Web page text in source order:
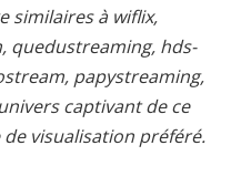
similaires à wiflix,
quedustreaming, hds-
papystreaming,
captivant de ce
visualisation préféré.